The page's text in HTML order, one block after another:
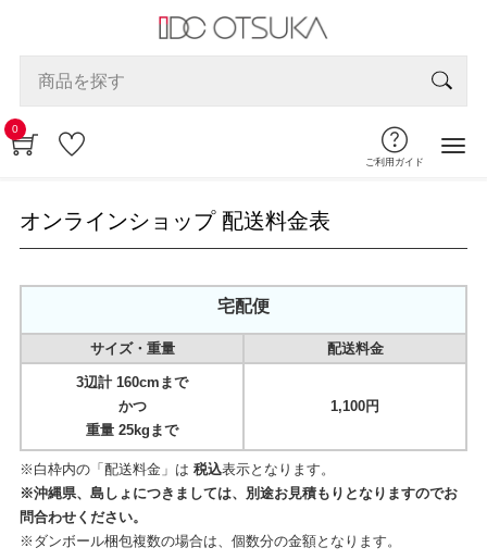
0
ご利用ガイド
オンラインショップ 配送料金表
宅配便
サイズ・重量 配送料金
3辺計 160cmまで
かつ
重量 25kgまで
1,100円
※白枠内の「配送料金」は 税込表示となります。
※沖縄県、島しょにつきましては、別途お見積もりとなりますのでお
問合わせください。
※ダンボール梱包複数の場合は、個数分の金額となります。